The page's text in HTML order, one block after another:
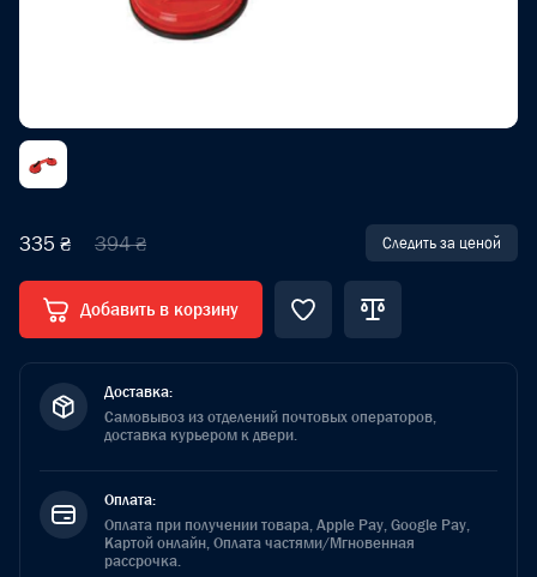
335 ₴ 394 ₴ Следить за ценой
Добавить в корзину
Доставка:
Самовывоз из отделений почтовых операторов,
доставка курьером к двери.
Оплата:
Оплата при получении товара, Apple Pay, Google Pay,
Картой онлайн, Оплата частями/Мгновенная
рассрочка.